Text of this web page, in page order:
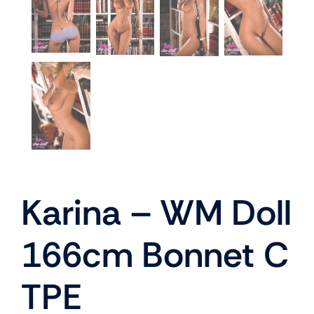
Karina – WM Doll
166cm Bonnet C
TPE